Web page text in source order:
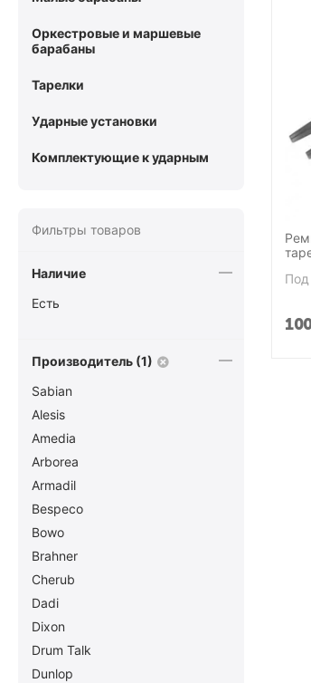
Под
Оркестровые и маршевые
барабаны
Тарелки
Ударные установки
Комплектующие к ударным
Фильтры товаров
Наличие
Есть
Производитель (1)
Sabian
Alesis
Amedia
Arborea
Armadil
Bespeco
Bowo
Brahner
Cherub
Dadi
Dixon
Drum Talk
Dunlop